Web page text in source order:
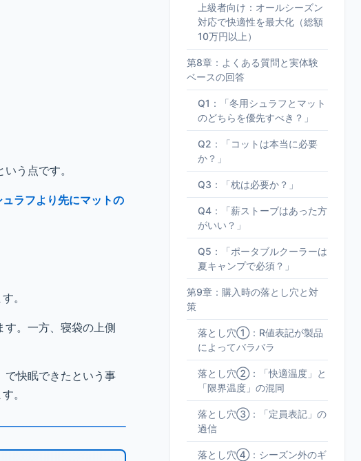
いう点です。
ュラフより先にマットの
。
。一方、寝袋の上側
で快眠できたという事
。
上級者向け：オールシーズン
対応で快適性を最大化（総額
10万円以上）
第8章：よくある質問と実体験
ベースの回答
Q1：「冬用シュラフとマット
のどちらを優先すべき？」
Q2：「コットは本当に必要
か？」
Q3：「枕は必要か？」
Q4：「薪ストーブはあった方
がいい？」
Q5：「ポータブルクーラーは
夏キャンプで必須？」
第9章：購入時の落とし穴と対
策
落とし穴①：R値表記が製品
によってバラバラ
落とし穴②：「快適温度」と
「限界温度」の混同
落とし穴③：「定員表記」の
過信
落とし穴④：シーズン外のギ